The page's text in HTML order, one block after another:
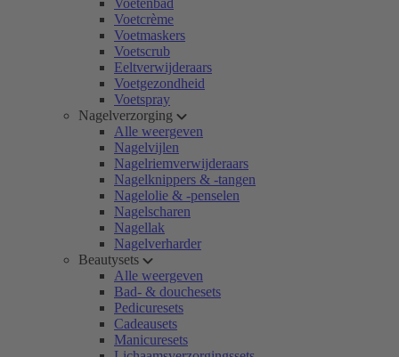
Voetenbad
Voetcrème
Voetmaskers
Voetscrub
Eeltverwijderaars
Voetgezondheid
Voetspray
Nagelverzorging
Alle weergeven
Nagelvijlen
Nagelriemverwijderaars
Nagelknippers & -tangen
Nagelolie & -penselen
Nagelscharen
Nagellak
Nagelverharder
Beautysets
Alle weergeven
Bad- & douchesets
Pedicuresets
Cadeausets
Manicuresets